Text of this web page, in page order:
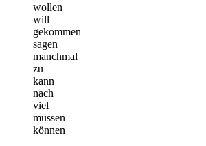
wollen
will
gekommen
sagen
manchmal
zu
kann
nach
viel
müssen
können